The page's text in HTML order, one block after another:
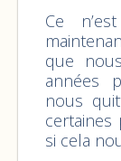
Ce
que
années
nous
si cela